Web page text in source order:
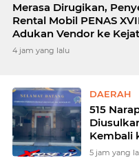
Merasa Dirugikan,
Rental Mobil PENAS
Adukan Vendor ke
Gorontalo
4 jam yang lalu
DAERAH
515
Kembali
5 jam yang